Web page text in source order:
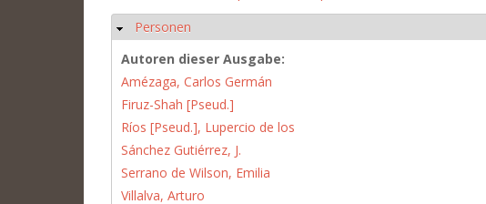
Ausblenden
Personen
Autoren dieser Ausgabe:
Amézaga, Carlos Germán
Firuz-Shah [Pseud.]
Ríos [Pseud.], Lupercio de los
Sánchez Gutiérrez, J.
Serrano de Wilson, Emilia
Villalva, Arturo